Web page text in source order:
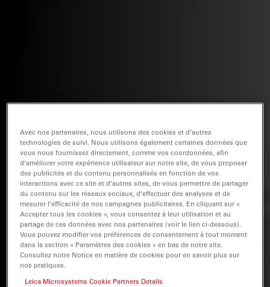
Avec nos partenaires, nous utilisons des cookies et d’autres
technologies de suivi. Nous utilisons également certaines données que
vous nous fournissez directement, comme vos coordonnées, afin
d’améliorer votre expérience utilisateur sur notre site, de vous proposer
des publicités et du contenu personnalisés en fonction de vos
interactions avec ce site et d’autres sites, de vous permettre de partager
du contenu sur les réseaux sociaux, d’effectuer des analyses et de
mesurer l’efficacité de nos campagnes publicitaires. En cliquant sur «
Accepter tous les cookies », vous consentez à leur utilisation et au
partage de ces données avec nos partenaires (voir le lien ci-dessous).
Vous pouvez modifier vos préférences de consentement à tout moment
dans la section « Paramètres des cookies » en bas de notre site.
Consultez notre Notice en matière de cookies pour en savoir plus sur
nos pratiques.
Leica Microsystems Cookie Partners Details